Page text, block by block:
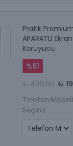
Pratik
APARATLI Ekran
Koruyucu
%61
₺ 499.90 ₺
Telefon
Seçiniz